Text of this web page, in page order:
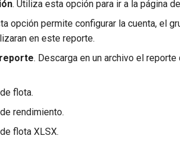
. Utiliza esta opción para ir a la página de
opción permite configurar la cuenta, el
en este reporte.
. Descarga en un archivo el
flota.
rendimiento.
flota XLSX.